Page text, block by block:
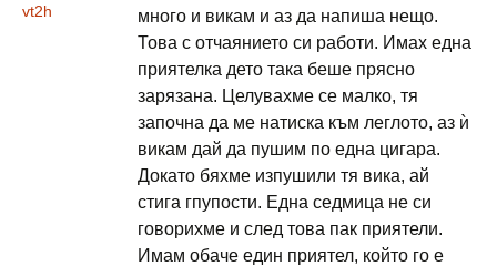
vt2h
много и викам и аз да напиша нещо.
Това с отчаянието си работи. Имах една
приятелка дето така беше прясно
зарязана. Целувахме се малко, тя
започна да ме натиска към леглото, аз ѝ
викам дай да пушим по една цигара.
Докато бяхме изпушили тя вика, ай
стига гпупости. Една седмица не си
говорихме и след това пак приятели.
Имам обаче един приятел, който го е